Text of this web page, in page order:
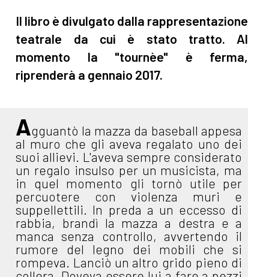
Il libro è divulgato dalla rappresentazione
teatrale da cui è stato tratto. Al
momento la "tournèe" è ferma,
riprenderà a gennaio 2017.
Agguantò la mazza da baseball appesa
al muro che gli aveva regalato uno dei
suoi allievi. L'aveva sempre considerato
un regalo insulso per un musicista, ma
in quel momento gli tornò utile per
percuotere con violenza muri e
suppellettili. In preda a un eccesso di
rabbia, brandì la mazza a destra e a
manca senza controllo, avvertendo il
rumore del legno dei mobili che si
rompeva. Lanciò un altro grido pieno di